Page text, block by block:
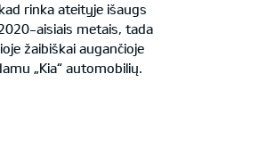
rinka ateityje išaugs
aisiais metais, tada
žaibiškai augančioje
„Kia“ automobilių.